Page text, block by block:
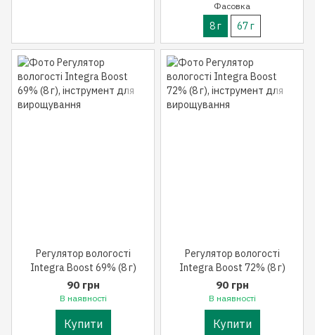
Фасовка
8 г 67 г
Регулятор вологості
Integra Boost 69% (8 г)
90 грн
В наявності
Купити
Регулятор вологості
Integra Boost 72% (8 г)
90 грн
В наявності
Купити